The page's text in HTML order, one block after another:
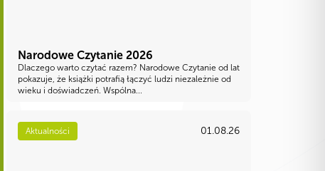
Narodowe Czytanie 2026
Dlaczego warto czytać razem? Narodowe Czytanie od lat
pokazuje, że książki potrafią łączyć ludzi niezależnie od
wieku i doświadczeń. Wspólna...
Aktualności 01.08.26